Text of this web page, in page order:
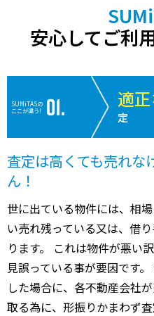
安心してご利
SUMiTASの
ここが違う!
適
定
査定は高くても売れな
ん！
世に出ている物件には、相
い売れ残っている又は、借
ります。 これは物件が悪い
見誤っている事が要因です
した場合に、各不動産会社
取る為に、形振りかまわず